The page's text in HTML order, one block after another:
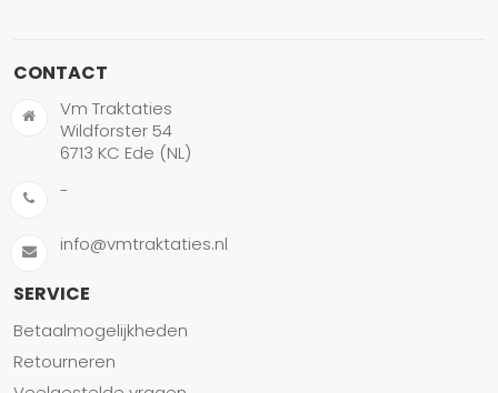
CONTACT
Vm Traktaties
Wildforster 54
6713 KC Ede (NL)
-
info@vmtraktaties.nl
SERVICE
Betaalmogelijkheden
Retourneren